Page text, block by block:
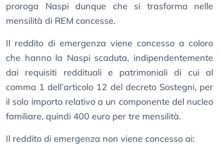
proroga Naspi dunque che si trasforma nelle
mensilità di REM concesse.
Il reddito di emergenza viene concesso a coloro
che hanno la Naspi scaduta, indipendentemente
dai requisiti reddituali e patrimoniali di cui al
comma 1 dell’articolo 12 del decreto Sostegni, per
il solo importo relativo a un componente del nucleo
familiare, quindi 400 euro per tre mensilità.
Il reddito di emergenza non viene concesso ai: